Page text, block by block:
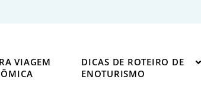
VIAGEM
DICAS DE ROTEIRO DE
ENOTURISMO